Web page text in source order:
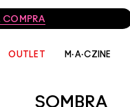
COMPRA
OUTLET M·A·CZINE
SOMBRA